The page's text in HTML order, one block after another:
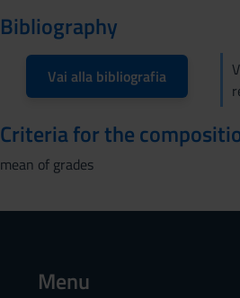
Bibliography
Vai alla bibliografia
Criteria for the
mean of grades
Menu